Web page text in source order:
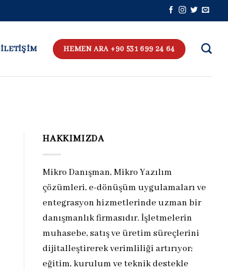
İLETİŞİM HEMEN ARA +90 531 699 24 64
HAKKIMIZDA
Mikro Danışman, Mikro Yazılım
çözümleri, e-dönüşüm uygulamaları ve
entegrasyon hizmetlerinde uzman bir
danışmanlık firmasıdır. İşletmelerin
muhasebe, satış ve üretim süreçlerini
dijitalleştirerek verimliliği artırıyor;
eğitim, kurulum ve teknik destekle